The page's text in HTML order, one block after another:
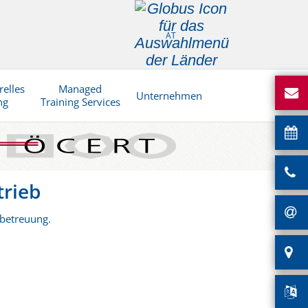
AT
Managed
Training Services
Unternehmen